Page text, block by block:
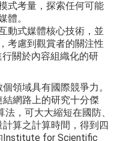
式考量，探索任何可能
體。
動式媒體核心技術，並
考慮到觀賞者的關注性
關於內容組織化的研
領域具有國際競爭力。
網路上的研究十分傑
，可大大縮短在國防、
算之計算時間，得到四
Institute for Scientific